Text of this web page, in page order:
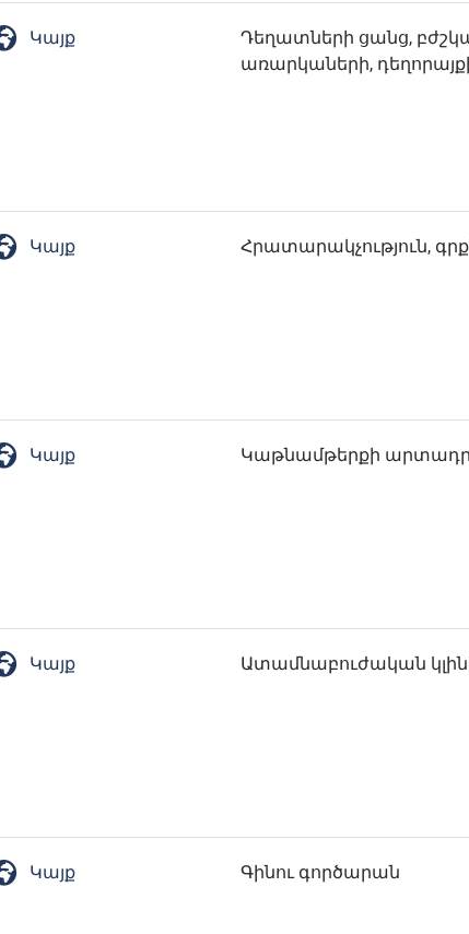
Կայք
Դեղատների ցանց,
առարկաների,
Կայք Հրատարակչություն,
Կայք Կաթնամթերքի
Կայք Ատամնաբուժական
Կայք Գինու գործարան